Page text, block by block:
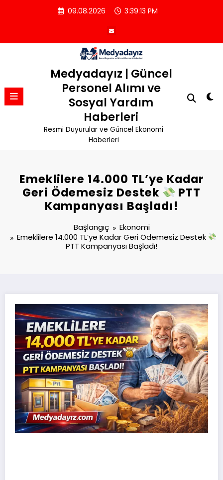
09.08.2026 3:39:13 PM
Medyadayız | Güncel
Personel Alımı ve
Sosyal Yardım
Haberleri
Resmi Duyurular ve Güncel Ekonomi
Haberleri
Emeklilere 14.000 TL’ye Kadar
Geri Ödemesiz Destek
PTT
Kampanyası Başladı!
Başlangıç
Ekonomi
Emeklilere 14.000 TL’ye Kadar Geri Ödemesiz Destek
PTT Kampanyası Başladı!